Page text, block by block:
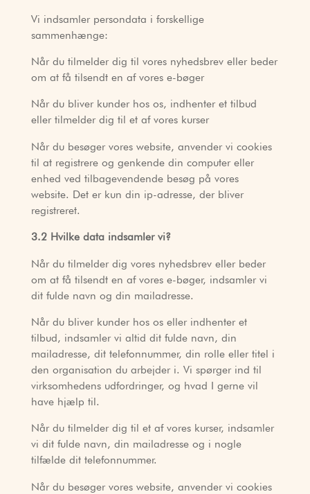
Vi indsamler persondata i forskellige
sammenhænge:
Når du tilmelder dig til vores nyhedsbrev eller beder
om at få tilsendt en af vores e-bøger
Når du bliver kunder hos os, indhenter et tilbud
eller tilmelder dig til et af vores kurser
Når du besøger vores website, anvender vi cookies
til at registrere og genkende din computer eller
enhed ved tilbagevendende besøg på vores
website. Det er kun din ip-adresse, der bliver
registreret.
3.2 Hvilke data indsamler vi?
Når du tilmelder dig vores nyhedsbrev eller beder
om at få tilsendt en af vores e-bøger, indsamler vi
dit fulde navn og din mailadresse.
Når du bliver kunder hos os eller indhenter et
tilbud, indsamler vi altid dit fulde navn, din
mailadresse, dit telefonnummer, din rolle eller titel i
den organisation du arbejder i. Vi spørger ind til
virksomhedens udfordringer, og hvad I gerne vil
have hjælp til.
Når du tilmelder dig til et af vores kurser, indsamler
vi dit fulde navn, din mailadresse og i nogle
tilfælde dit telefonnummer.
Når du besøger vores website, anvender vi cookies